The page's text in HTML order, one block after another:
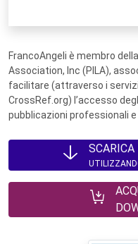
FrancoAngeli è membro
Association, Inc (PILA),
facilitare (attraverso i
CrossRef.org) l’accesso
pubblicazioni professionali
SCARICA